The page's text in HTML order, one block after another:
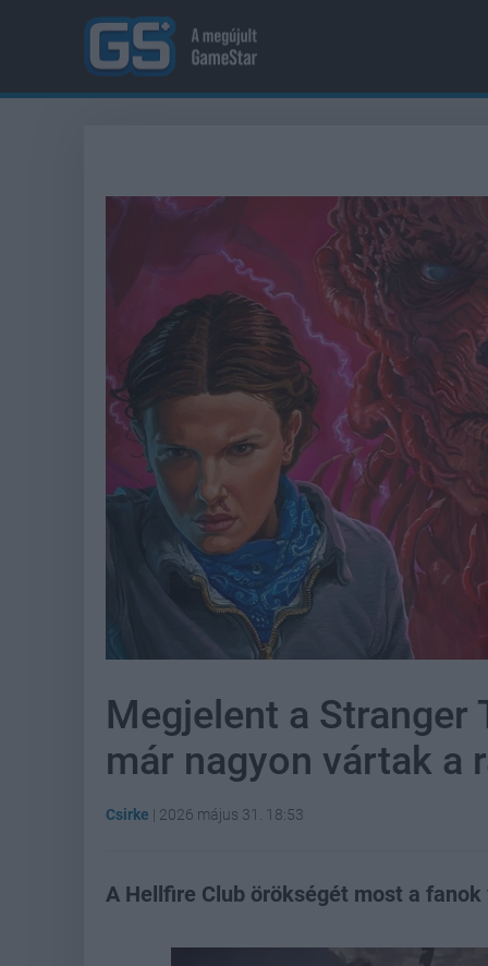
Megjelent a Stranger
már nagyon vártak a
Csirke | 2026 május 31. 18:53
A Hellfire Club örökségét most a